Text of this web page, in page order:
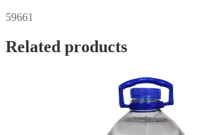
59661
Related products